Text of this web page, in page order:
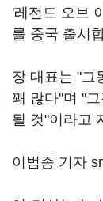
'레전드 오브
를 중국 출시
장 대표는 "그
꽤 많다"며 "
될 것"이라고
이범종 기자